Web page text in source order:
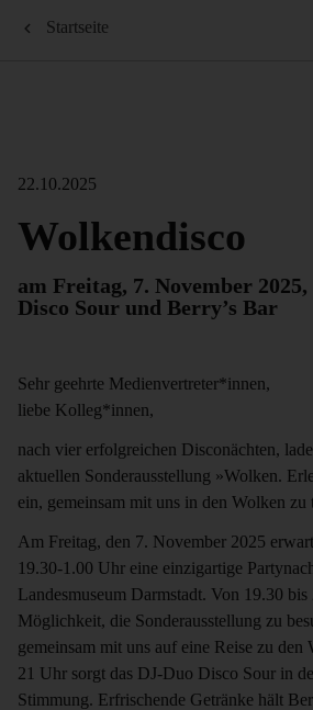
Startseite
22.10.2025
Wolkendisco
am Freitag, 7. November
Disco Sour und Berry’s Bar
Sehr geehrte Medienvertreter*innen,
liebe Kolleg*innen,
nach vier erfolgreichen Disconächten,
aktuellen Sonderausstellung »Wolken.
ein, gemeinsam mit uns in den Wolken zu
Am Freitag, den 7. November 2025
19.30-1.00 Uhr eine einzigartige
Landesmuseum Darmstadt. Von 19.30
Möglichkeit, die Sonderausstellung zu
gemeinsam mit uns auf eine Reise zu den
21 Uhr sorgt das DJ-Duo Disco Sour in
Stimmung. Erfrischende Getränke hält